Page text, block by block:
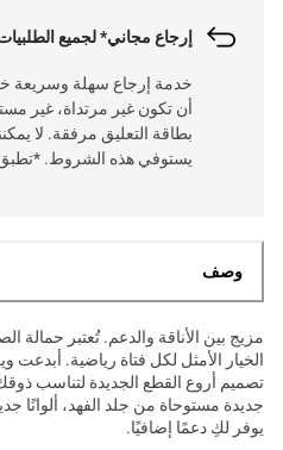
إرجاع مجاني* لجميع
أن تكون غير مرتداة، غير
بطاقة التعليق مرفقة. لا
يستوفي هذه الشروط. *تطبق
وصف
مزيج بين الأناقة والدعم. تُعتبر حمالة
الخيار الأمثل لكل فتاة رياضية. أبدعت
تصميم أروع القطع الجديدة لتناسب
جديدة مستوحاة من جلد الفهد، ألوانًا
يوفر لكِ دعمًا إضافيًا.